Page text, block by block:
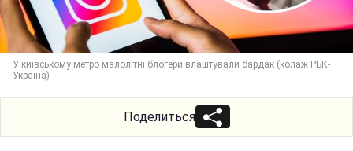
У київському метро малолітні блогери влаштували бардак (колаж РБК-
Україна)
Поделиться